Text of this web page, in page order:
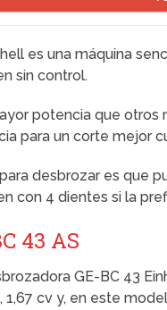
es una máquina
sin control.
potencia que
para un corte mejor
desbrozar es
con 4 dientes si la
43 AS
GE-BC 43
1,67 cv y, en este